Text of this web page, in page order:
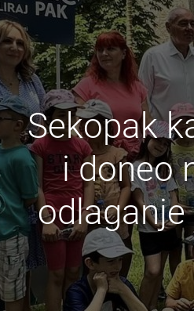
Sekopak
i doneo